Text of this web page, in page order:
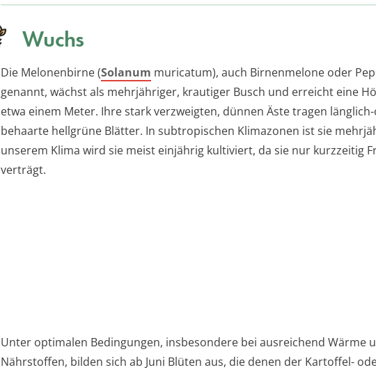
Wuchs
Die Melonenbirne (Solanum muricatum), auch Birnenmelone oder
genannt, wächst als mehrjähriger, krautiger Busch und erreicht eine
etwa einem Meter. Ihre stark verzweigten, dünnen Äste tragen
behaarte hellgrüne Blätter. In subtropischen Klimazonen ist sie
unserem Klima wird sie meist einjährig kultiviert, da sie nur kurzzeitig
verträgt.
Unter optimalen Bedingungen, insbesondere bei ausreichend Wärme
Nährstoffen, bilden sich ab Juni Blüten aus, die denen der Kartoffel-